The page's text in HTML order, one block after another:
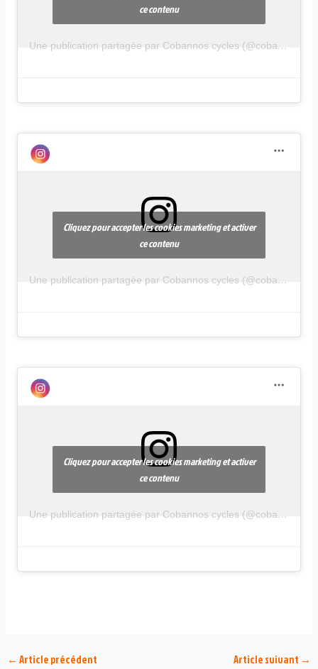
Une publication partagée par Cobannos cycles (@cobannos.cycles)
ce contenu
Une publication partagée par Cobannos cycles (@cobannos.cycles)
Cliquez pour accepter les cookies marketing et activer
ce contenu
Une publication partagée par Cobannos cycles (@cobannos.cycles)
Cliquez pour accepter les cookies marketing et activer
ce contenu
← Article précédent Article suivant →